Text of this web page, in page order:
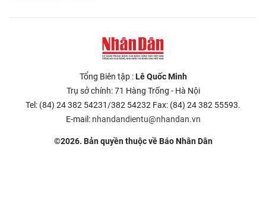
Tổng Biên tập :Lê Quốc Minh
Trụ sở chính: 71 Hàng Trống - Hà Nội
Tel: (84) 24 382 54231/382 54232 Fax: (84) 24 382 55593.
E-mail: nhandandientu@nhandan.vn
©2026. Bản quyền thuộc về Báo Nhân Dân